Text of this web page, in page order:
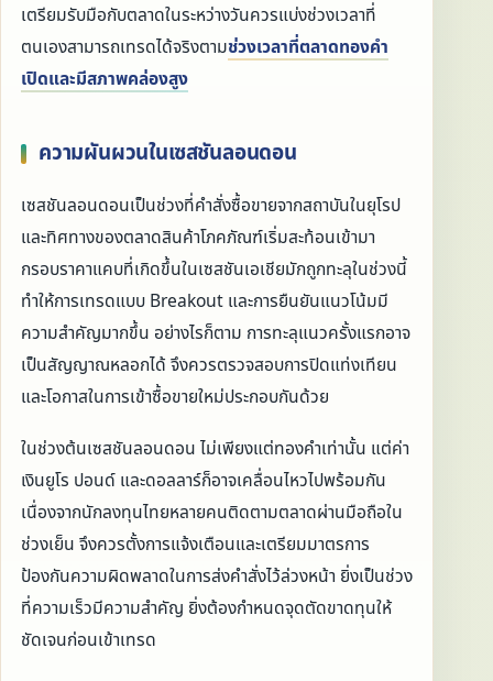
เตรียมรับมือกับตลาดในระหว่างวันควรแบ่งช่วงเวลาที่
ตนเองสามารถเทรดได้จริงตามช่วงเวลาที่ตลาดทองคำ
เปิดและมีสภาพคล่องสูง
ความผันผวนในเซสชันลอนดอน
เซสชันลอนดอนเป็นช่วงที่คำสั่งซื้อขายจากสถาบันในยุโรป
และทิศทางของตลาดสินค้าโภคภัณฑ์เริ่มสะท้อนเข้ามา
กรอบราคาแคบที่เกิดขึ้นในเซสชันเอเชียมักถูกทะลุในช่วงนี้
ทำให้การเทรดแบบ Breakout และการยืนยันแนวโน้มมี
ความสำคัญมากขึ้น อย่างไรก็ตาม การทะลุแนวครั้งแรกอาจ
เป็นสัญญาณหลอกได้ จึงควรตรวจสอบการปิดแท่งเทียน
และโอกาสในการเข้าซื้อขายใหม่ประกอบกันด้วย
ในช่วงต้นเซสชันลอนดอน ไม่เพียงแต่ทองคำเท่านั้น แต่ค่า
เงินยูโร ปอนด์ และดอลลาร์ก็อาจเคลื่อนไหวไปพร้อมกัน
เนื่องจากนักลงทุนไทยหลายคนติดตามตลาดผ่านมือถือใน
ช่วงเย็น จึงควรตั้งการแจ้งเตือนและเตรียมมาตรการ
ป้องกันความผิดพลาดในการส่งคำสั่งไว้ล่วงหน้า ยิ่งเป็นช่วง
ที่ความเร็วมีความสำคัญ ยิ่งต้องกำหนดจุดตัดขาดทุนให้
ชัดเจนก่อนเข้าเทรด